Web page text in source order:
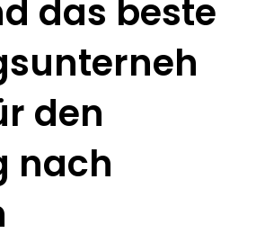
das beste
den
nach